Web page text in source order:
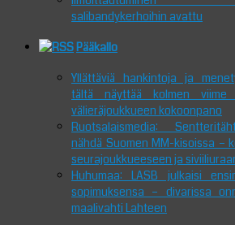
salibandykerhoihin avattu
Pääkallo
Yllättäviä hankintoja ja
tältä näyttää kolmen viime
välieräjoukkueen kokoonpano
Ruotsalaismedia:
nähdä Suomen MM-kisoissa –
seurajoukkueeseen ja
Huhumaa: LASB julkaisi
sopimuksensa – divarissa
maalivahti Lahteen